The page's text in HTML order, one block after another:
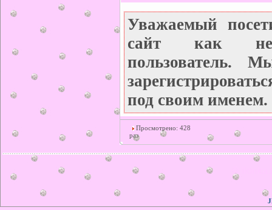
Уважаемый
сайт как
пользователь.
под своим именем.
Просмотрено: 428
раз
©